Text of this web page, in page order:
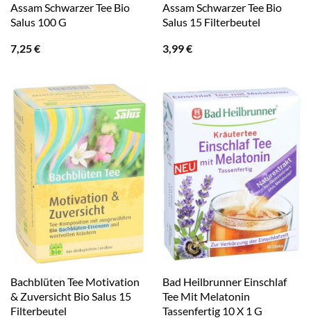
Assam Schwarzer Tee Bio
Salus 100 G
7,25€
Assam Schwarzer Tee Bio
Salus 15 Filterbeutel
3,99€
Bachblüten Tee Motivation
& Zuversicht Bio Salus 15
Filterbeutel
Bad Heilbrunner Einschlaf
Tee Mit Melatonin
Tassenfertig 10 X 1 G